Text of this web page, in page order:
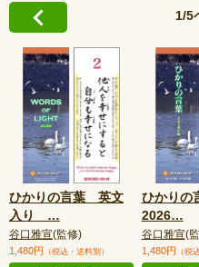
1/5
ひかりの言葉 英文
入り …
谷口雅宣(監修)
1,480円 （税込・送料別）
ひかり
2026…
谷口雅宣(
1,480円 （税